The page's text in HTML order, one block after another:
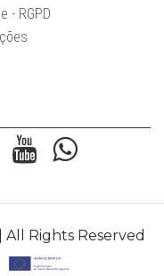
- RGPD
Rights Reserved